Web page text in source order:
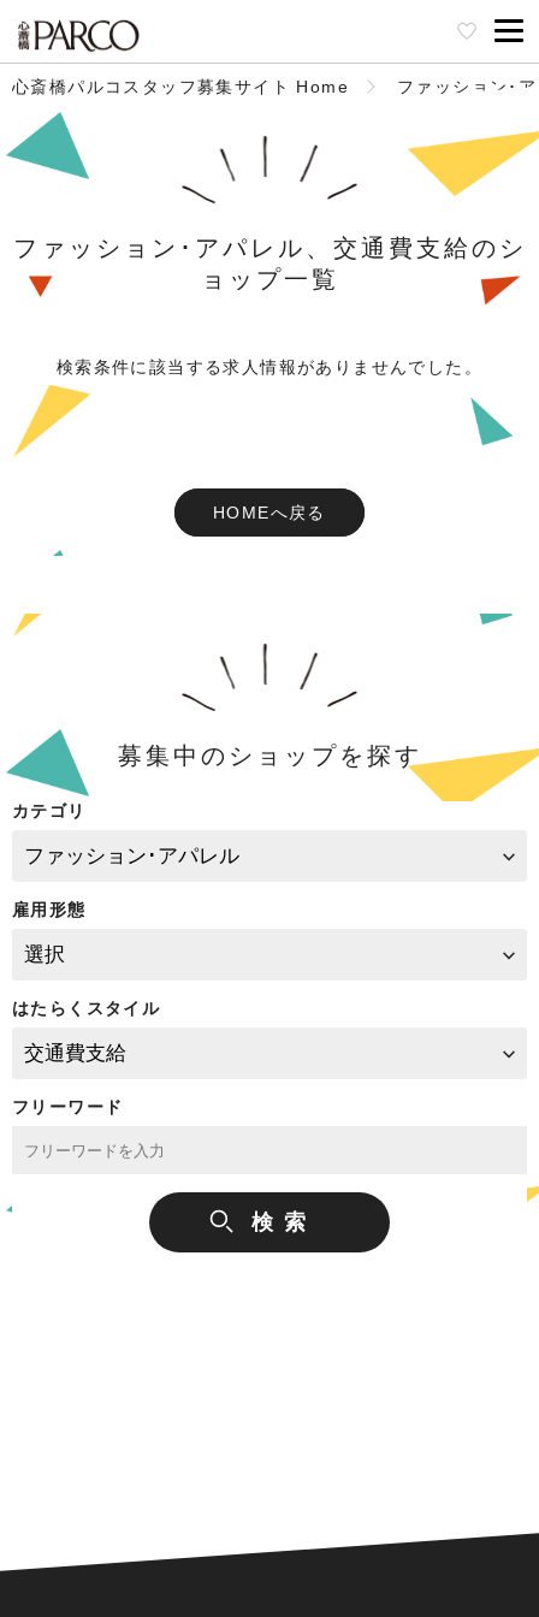
心斎橋パルコスタッフ募集サイト Home ファッション･
ファッション･アパレル、交通費支給のシ
ョップ一覧
検索条件に該当する求人情報がありませんでした。
HOMEへ戻る
募集中のショップを探す
カテゴリ
雇用形態
はたらくスタイル
フリーワード